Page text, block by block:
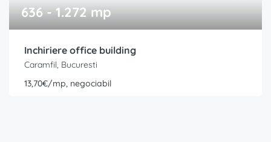
636 - 1.272 mp
Inchiriere office building
Caramfil, Bucuresti
13,70€/mp, negociabil